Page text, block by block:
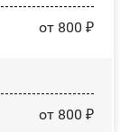
от 800 ₽
от 800 ₽